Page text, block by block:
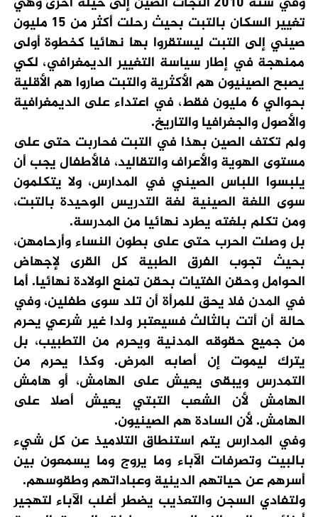
تغيير السكان بالتبت بحيث رحلت أكثر من 15 مليون
صيني إلى التبت ليستقروا بها نهائيا كخطوة أولى
ممنهجة في إطار سياسة التغيير الديمغرافي، لكي
يصبح الصينيون هم الأكثرية والتبت صاروا هم الأقلية
بحوالي 6 مليون فقط، في اعتداء على الديمغرافية
والأصول والجغرافيا والتاريخ.
ولم تكتف الصين بهذا في التبت فحاربت حتى على
مستوى الهوية والأعراف والتقاليد، فالأطفال يجب أن
يلبسوا اللباس الصيني في المدارس، ولا يتكلمون
سوى اللغة الصينية لغة التدريس الوحيدة بالتبت،
ومن تكلم بلغته يطرد نهائيا من المدرسة.
بل وصلت الحرب حتى على بطون النساء وأرحامهن،
بحيث تجوب الفرق الطبية كل القرى لإجهاض
الحوامل وحقن الفتيات بحقن تمنع الولادة نهائيا. أما
في المدن فلا يحق للمرأة أن تلد سوى طفلين، وفي
حالة أن أتت بالثالث فسيعتبر ولدا غير شرعي يحرم
من جميع حقوقه المدنية ويحرم من التطبيب، بل
يترك ليموت إن أصابه المرض. وكذا يحرم من
التمدرس ويبقى يعيش على الهامش، أو هامش
الهامش لأن الشعب التبتي يعيش أصلا على
الهامش. لأن السادة هم الصينيون.
وفي المدارس يتم استنطاق التلاميذ عن كل شيء
بالبيت وتصرفات الآباء وما يروج وما يسمعون بين
أسرهم عن حياتهم الدينية وعباداتهم وطقوسهم.
ولتفادي السجن والتعذيب يضطر أغلب الآباء لتهجير